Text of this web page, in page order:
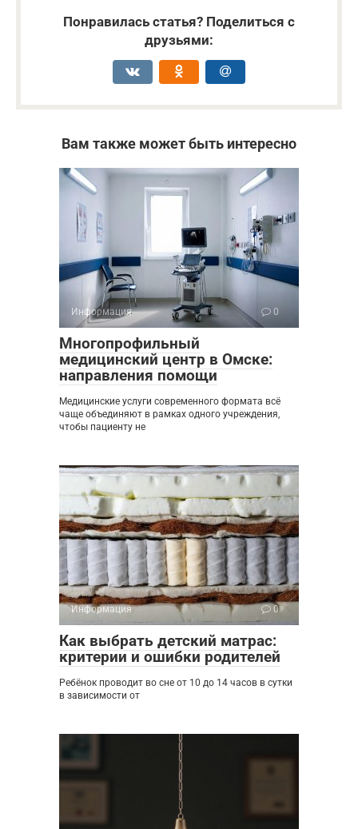
Понравилась статья? Поделиться с
друзьями:
Вам также может быть интересно
Информация 0
Многопрофильный
медицинский центр в Омске:
направления помощи
Медицинские услуги современного формата всё
чаще объединяют в рамках одного учреждения,
чтобы пациенту не
Информация 0
Как выбрать детский матрас:
критерии и ошибки родителей
Ребёнок проводит во сне от 10 до 14 часов в сутки
в зависимости от